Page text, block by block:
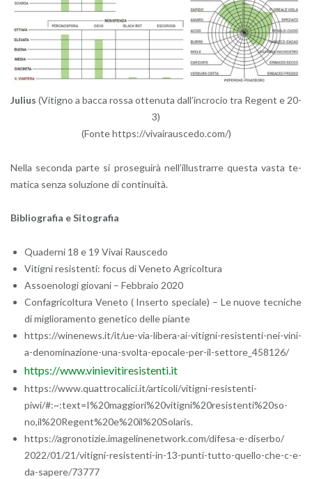
Ju­lius (Vi­ti­gno a bacca rossa ot­te­nu­ta dal­l’in­cro­cio tra Re­gent e 20-
3)
(Fonte https://​viv​aira​usce​do.​com/)
Nella se­con­da parte si pro­se­gui­rà nel­l’il­lu­strar­re que­sta vasta te­
ma­ti­ca senza so­lu­zio­ne di con­ti­nui­tà.
Bi­blio­gra­fia e Si­to­gra­fia
Qua­der­ni 18 e 19 Vivai Rau­sce­do
Vi­ti­gni re­si­sten­ti: focus di Ve­ne­to Agri­col­tu­ra
As­soe­no­lo­gi gio­va­ni – Feb­bra­io 2020
Con­fa­gri­col­tu­ra Ve­ne­to ( In­ser­to spe­cia­le) – Le nuove tec­ni­che
di mi­glio­ra­men­to ge­ne­ti­co delle pian­te
https://​winenews.​it/​it/​ue-​via-​libera-​ai-​vitigni-​resistenti-​nei-​vini-​
a-​den​omin​azio​ne-​una-​svolta-​epocale-​per-​il-​settore_​458126/
https://​www.​vin​ievi​tire​sist​enti.​it
https://​www.​qua​ttro​cali​ci.​it/​articoli/​vitigni-​resistenti-​
piwi/#:~:text=I%20­mag­gio­ri%20­vi­ti­gni%20­re­si­sten­ti%20­so­
no,il%20­Re­gent%20e%20il%20­So­la­ris.
https://​agronotizie.​ima​geli​nene​twor​k.​com/​difesa-​e-​diserbo/​
2022/​01/​21/​vitigni-​resistenti-​in-​13-​punti-​tutto-​quello-​che-​c-​e-​
da-​sapere/​73777